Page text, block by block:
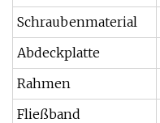
Schraubenmaterial
Abdeckplatte
Rahmen
Fließband